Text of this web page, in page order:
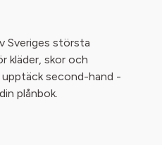
Sveriges största
kläder, skor och
upptäck second-hand -
plånbok.